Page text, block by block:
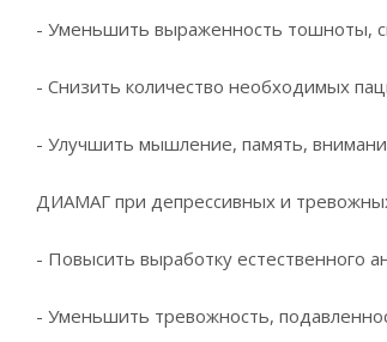
- Уменьшить выраженность тошноты,
- Снизить количество необходимых
- Улучшить мышление, память,
ДИАМАГ при депрессивных и
- Повысить выработку естественного
- Уменьшить тревожность,